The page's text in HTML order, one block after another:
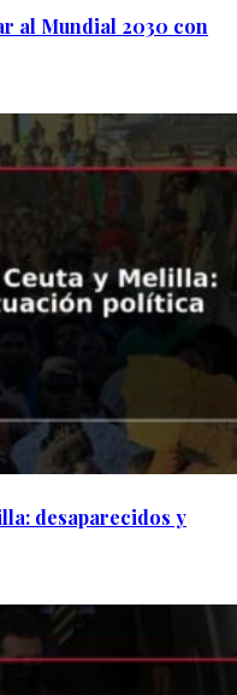
al Mundial 2030 con
desaparecidos y